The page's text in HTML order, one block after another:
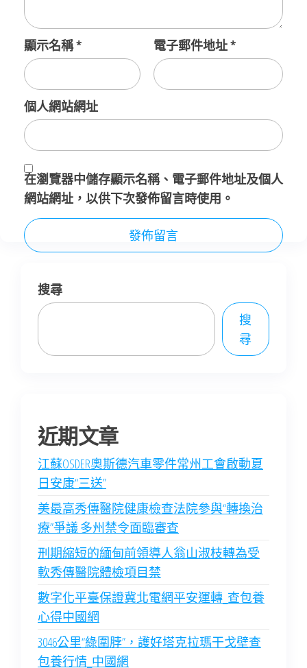
顯示名稱* 電子郵件地址*
個人網站網址
在瀏覽器中儲存顯示名稱、電子郵件地址及個人
網站網址，以供下次發佈留言時使用。
搜尋
搜
尋
近期文章
江蘇OSDER奧斯德汽車零件常州工會啟動夏
日安康“三送”
美最高秀傳醫院健康檢查法院參與“轉換治
療”爭議 多州禁令面臨審查
刑期縮短的緬甸前領導人翁山淑枝轉為受
軟秀傳醫院體檢項目禁
數字化平臺保證冀北電網平安運轉_查包養
心得中國網
3046公里“綠圍脖”，護好塔克拉瑪干戈壁查
包養行情_中國網